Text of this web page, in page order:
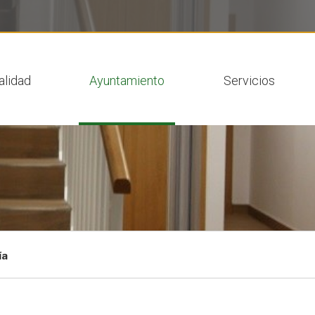
Ayuntamiento Servicios